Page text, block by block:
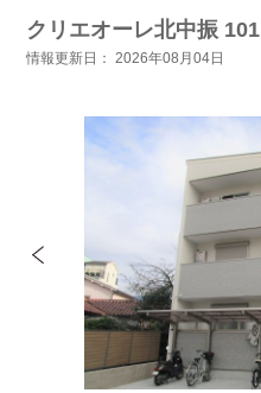
クリエオーレ北中振 101
情報更新日： 2026年08月04日